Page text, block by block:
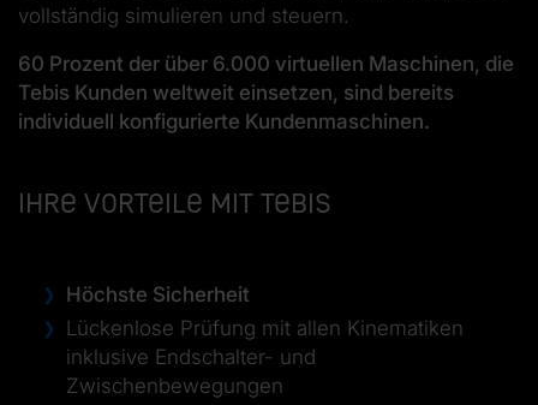
vollständig simulieren und steuern.
60 Prozent der über 6.000 virtuellen Maschinen, die
Tebis Kunden weltweit einsetzen, sind bereits
individuell konfigurierte Kundenmaschinen.
Ihre Vorteile mit Tebis
Höchste Sicherheit
Lückenlose Prüfung mit allen Kinematiken
inklusive Endschalter- und
Zwischenbewegungen